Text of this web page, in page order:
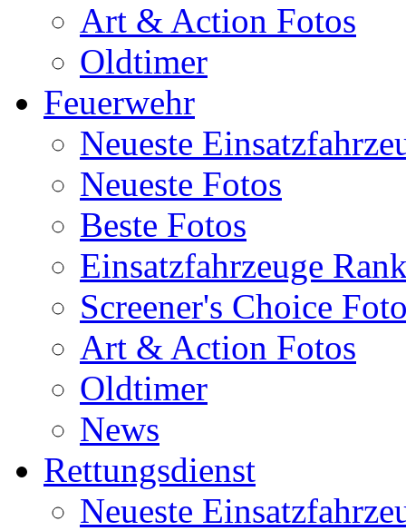
Art & Action Fotos
Oldtimer
Feuerwehr
Neueste
Neueste Fotos
Beste Fotos
Einsatzfahrzeuge
Screener's Choice
Art & Action Fotos
Oldtimer
News
Rettungsdienst
Neueste